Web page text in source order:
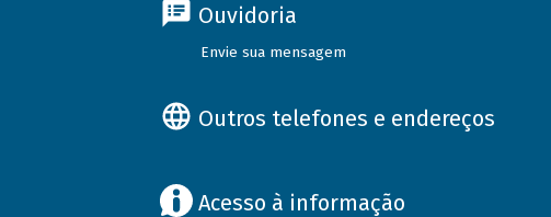
Ouvidoria
Envie sua mensagem
Outros telefones e endereços
Acesso à informação